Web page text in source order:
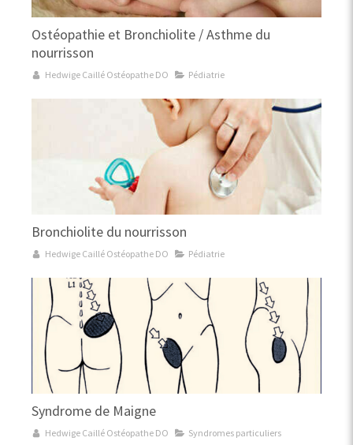
Ostéopathie et Bronchiolite / Asthme du
nourrisson
Hedwige Caillé Ostéopathe DO Pédiatrie
Bronchiolite du nourrisson
Hedwige Caillé Ostéopathe DO Pédiatrie
Syndrome de Maigne
Hedwige Caillé Ostéopathe DO Syndromes particuliers